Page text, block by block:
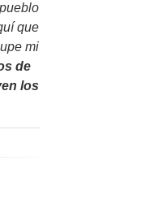
que
mi
de
los